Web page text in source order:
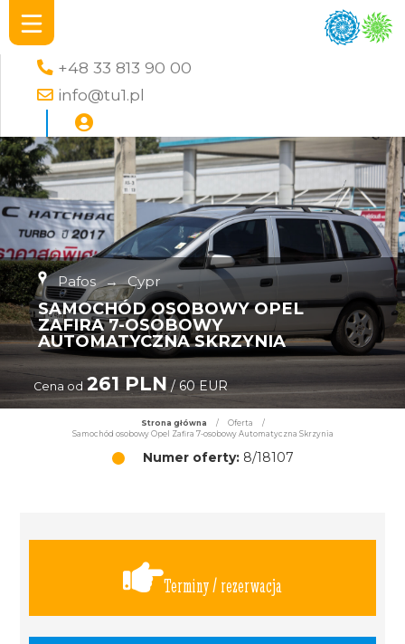
+48 33 813 90 00
info@tu1.pl
Pafos → Cypr
SAMOCHÓD OSOBOWY OPEL
ZAFIRA 7-OSOBOWY
AUTOMATYCZNA SKRZYNIA
Cena od 261 PLN / 60 EUR
Strona główna / Oferta
/
Samochód osobowy Opel Zafira 7-osobowy Automatyczna Skrzynia
Numer oferty:8/18107
Terminy / rezerwacja